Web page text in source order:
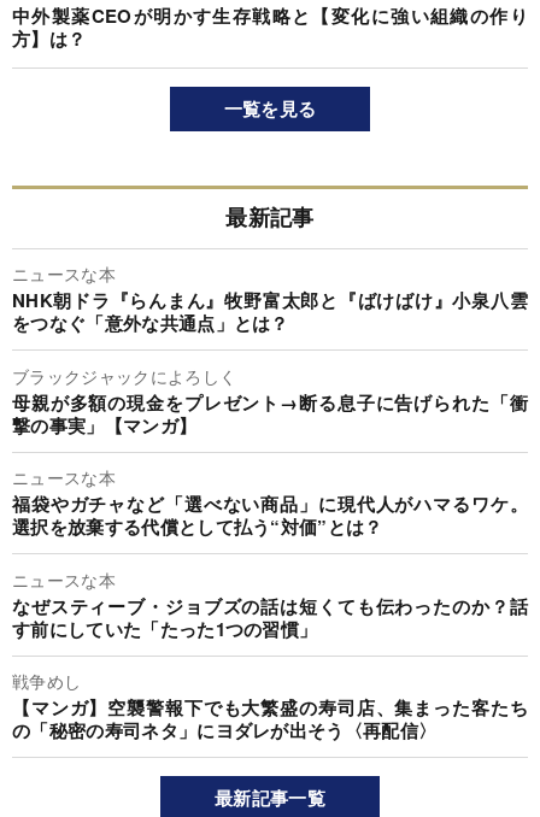
中外製薬CEOが明かす生存戦略と【変化に強い組織の作り
方】は？
一覧を見る
最新記事
ニュースな本
NHK朝ドラ『らんまん』牧野富太郎と『ばけばけ』小泉八雲
をつなぐ「意外な共通点」とは？
ブラックジャックによろしく
母親が多額の現金をプレゼント→断る息子に告げられた「衝
撃の事実」【マンガ】
ニュースな本
福袋やガチャなど「選べない商品」に現代人がハマるワケ。
選択を放棄する代償として払う“対価”とは？
ニュースな本
なぜスティーブ・ジョブズの話は短くても伝わったのか？話
す前にしていた「たった1つの習慣」
戦争めし
【マンガ】空襲警報下でも大繁盛の寿司店、集まった客たち
の「秘密の寿司ネタ」にヨダレが出そう〈再配信〉
最新記事一覧